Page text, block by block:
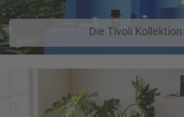
Die Tivoli Kollektion